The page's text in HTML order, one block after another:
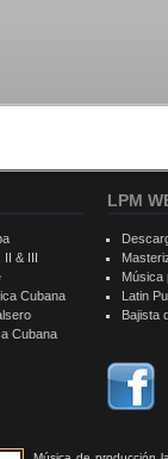
II & III
Cubana
Cubana
LPM
Música
Latin
Bajista